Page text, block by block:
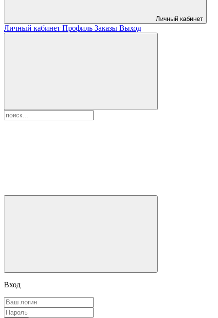
Личный кабинет
Личный кабинет Профиль Заказы Выход
Вход